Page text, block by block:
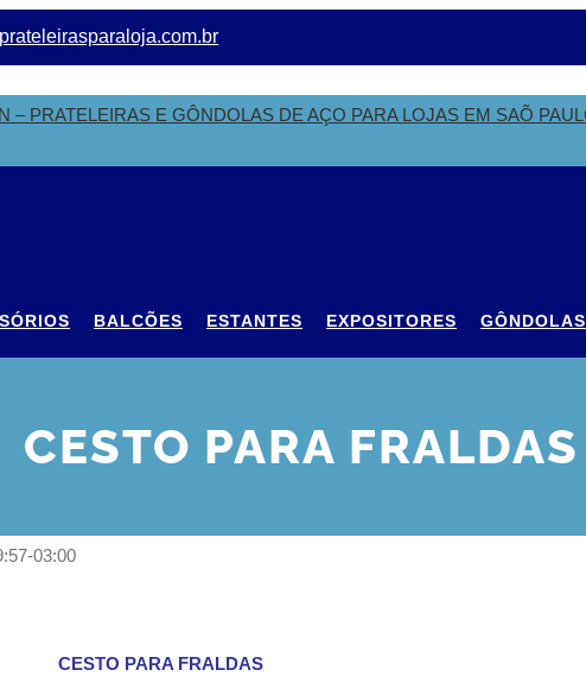
BALCÕES ESTANTES EXPOSITORES GÔNDOLAS
CESTO PARA FRALDAS
03:00
CESTO PARA FRALDAS